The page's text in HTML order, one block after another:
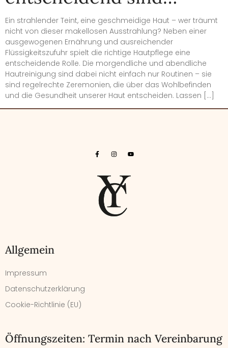
Ein strahlender Teint, eine geschmeidige Haut – wer träumt
nicht von dieser makellosen Ausstrahlung? Neben einer
ausgewogenen Ernährung und ausreichender
Flüssigkeitszufuhr spielt die richtige Hautpflege eine
entscheidende Rolle. Die morgendliche und abendliche
Hautreinigung sind dabei nicht einfach nur Routinen – sie
sind regelrechte Zeremonien, die über das Wohlbefinden
und die Gesundheit unserer Haut entscheiden. Lassen […]
Allgemein
Impressum
Datenschutzerklärung
Cookie-Richtlinie (EU)
Öffnungszeiten: Termin nach Vereinbarung